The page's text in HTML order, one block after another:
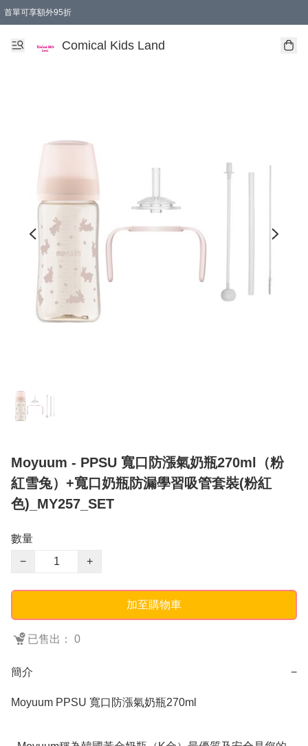
首單可享額外95折
Comical Kids Land
Moyuum - PPSU 寬口防漲氣奶瓶270ml（粉
紅雪兔）+寬口奶瓶防漏學習吸管套裝(粉紅
色)_MY257_SET
數量
−
+
加至購物車
已售出： 0
簡介 −
Moyuum PPSU 寬口防漲氣奶瓶270ml